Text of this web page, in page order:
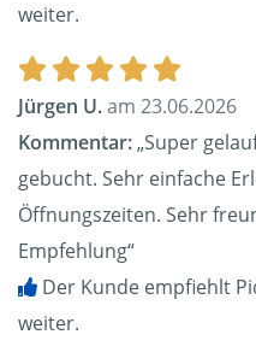
weiter.
Jürgen U.am 23.06.2026
Kommentar:„Super
gebucht. Sehr einfache
Öffnungszeiten. Sehr
Empfehlung“
Der Kunde empfiehlt
weiter.